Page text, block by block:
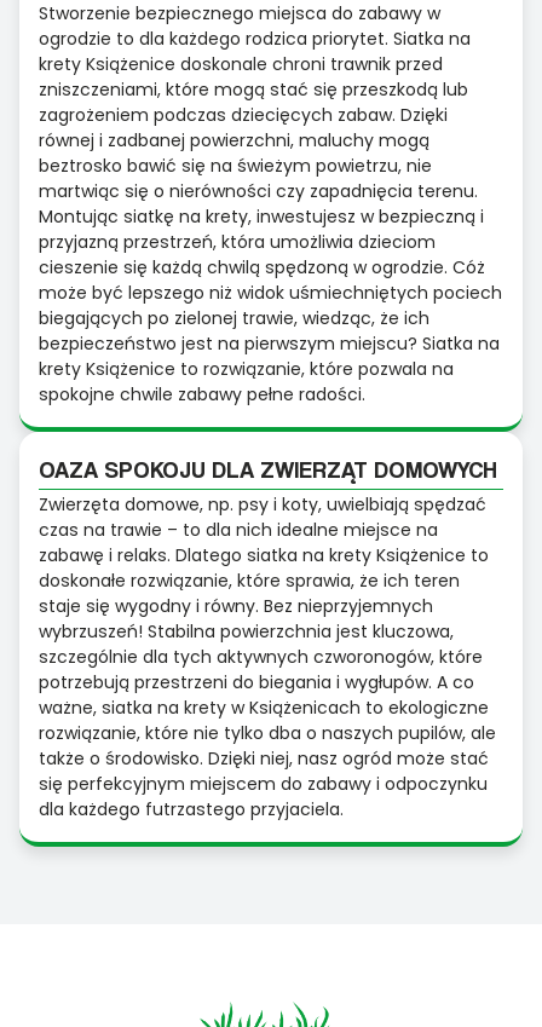
Stworzenie bezpiecznego miejsca do zabawy w
ogrodzie to dla każdego rodzica priorytet. Siatka na
krety Książenice doskonale chroni trawnik przed
zniszczeniami, które mogą stać się przeszkodą lub
zagrożeniem podczas dziecięcych zabaw. Dzięki
równej i zadbanej powierzchni, maluchy mogą
beztrosko bawić się na świeżym powietrzu, nie
martwiąc się o nierówności czy zapadnięcia terenu.
Montując siatkę na krety, inwestujesz w bezpieczną i
przyjazną przestrzeń, która umożliwia dzieciom
cieszenie się każdą chwilą spędzoną w ogrodzie. Cóż
może być lepszego niż widok uśmiechniętych pociech
biegających po zielonej trawie, wiedząc, że ich
bezpieczeństwo jest na pierwszym miejscu? Siatka na
krety Książenice to rozwiązanie, które pozwala na
spokojne chwile zabawy pełne radości.
OAZA SPOKOJU DLA ZWIERZĄT DOMOWYCH
Zwierzęta domowe, np. psy i koty, uwielbiają spędzać
czas na trawie – to dla nich idealne miejsce na
zabawę i relaks. Dlatego siatka na krety Książenice to
doskonałe rozwiązanie, które sprawia, że ich teren
staje się wygodny i równy. Bez nieprzyjemnych
wybrzuszeń! Stabilna powierzchnia jest kluczowa,
szczególnie dla tych aktywnych czworonogów, które
potrzebują przestrzeni do biegania i wygłupów. A co
ważne, siatka na krety w Książenicach to ekologiczne
rozwiązanie, które nie tylko dba o naszych pupilów, ale
także o środowisko. Dzięki niej, nasz ogród może stać
się perfekcyjnym miejscem do zabawy i odpoczynku
dla każdego futrzastego przyjaciela.